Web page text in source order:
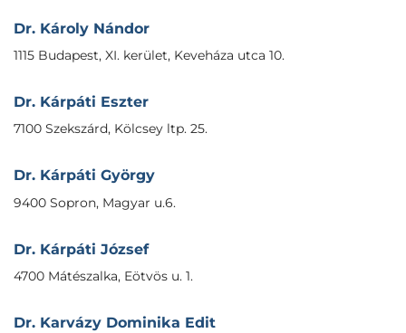
Dr. Károly Nándor
1115 Budapest, XI. kerület, Keveháza utca 10.
Dr. Kárpáti Eszter
7100 Szekszárd, Kölcsey ltp. 25.
Dr. Kárpáti György
9400 Sopron, Magyar u.6.
Dr. Kárpáti József
4700 Mátészalka, Eötvös u. 1.
Dr. Karvázy Dominika Edit